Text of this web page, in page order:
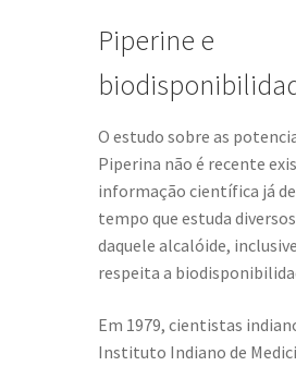
Piperine e
O estudo sobre as
Piperina não é recente
informação científica já
tempo que estuda
daquele alcalóide,
respeita a
Em 1979, cientistas
Instituto Indiano de